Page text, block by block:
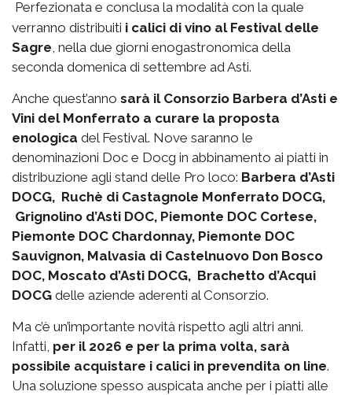
Perfezionata e conclusa la modalità con la quale
verranno distribuiti i calici di vino al Festival delle
Sagre, nella due giorni enogastronomica della
seconda domenica di settembre ad Asti.
Anche quest’anno sarà il Consorzio Barbera d’Asti e
Vini del Monferrato a curare la proposta
enologica del Festival. Nove saranno le
denominazioni Doc e Docg in abbinamento ai piatti in
distribuzione agli stand delle Pro loco: Barbera d’Asti
DOCG, Ruchè di Castagnole Monferrato DOCG,
Grignolino d’Asti DOC, Piemonte DOC Cortese,
Piemonte DOC Chardonnay, Piemonte DOC
Sauvignon, Malvasia di Castelnuovo Don Bosco
DOC, Moscato d’Asti DOCG, Brachetto d’Acqui
DOCG delle aziende aderenti al Consorzio.
Ma c’è un’importante novità rispetto agli altri anni.
Infatti, per il 2026 e per la prima volta, sarà
possibile acquistare i calici in prevendita on line.
Una soluzione spesso auspicata anche per i piatti alle